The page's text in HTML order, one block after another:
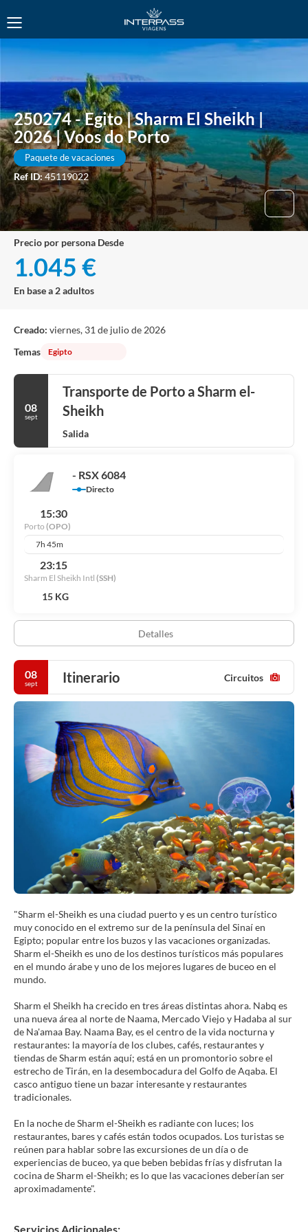
250274 - Egito | Sharm El Sheikh |
2026 | Voos do Porto
Paquete de vacaciones
Ref ID: 45119022
precio por persona Desde
1.045 €
En base a 2 adultos
Creado: viernes, 31 de julio de 2026
Temas
Egipto
08
sept
Transporte de Porto a Sharm el-
Sheikh
Salida
- RSX 6084
Directo
15:30
Porto (OPO)
7h 45m
23:15
Sharm El Sheikh Intl (SSH)
15 KG
Detalles
08
sept Itinerario Circuitos
"Sharm el-Sheikh es una ciudad puerto y es un centro turístico
muy conocido en el extremo sur de la península del Sinaí en
Egipto; popular entre los buzos y las vacaciones organizadas.
Sharm el-Sheikh es uno de los destinos turísticos más populares
en el mundo árabe y uno de los mejores lugares de buceo en el
mundo.
Sharm el Sheikh ha crecido en tres áreas distintas ahora. Nabq es
una nueva área al norte de Naama, Mercado Viejo y Hadaba al sur
de Na'amaa Bay. Naama Bay, es el centro de la vida nocturna y
restaurantes: la mayoría de los clubes, cafés, restaurantes y
tiendas de Sharm están aquí; está en un promontorio sobre el
estrecho de Tirán, en la desembocadura del Golfo de Aqaba. El
casco antiguo tiene un bazar interesante y restaurantes
tradicionales.
En la noche de Sharm el-Sheikh es radiante con luces; los
restaurantes, bares y cafés están todos ocupados. Los turistas se
reúnen para hablar sobre las excursiones de un día o de
experiencias de buceo, ya que beben bebidas frías y disfrutan la
cocina de Sharm el-Sheikh; es lo que las vacaciones deberían ser
aproximadamente".
Servicios Adicionales: